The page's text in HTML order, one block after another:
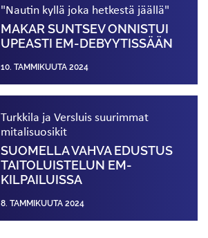
"Nautin kyllä joka hetkestä jäällä"
MAKAR SUNTSEV ONNISTUI
UPEASTI EM-DEBYYTISSÄÄN
10. TAMMIKUUTA 2024
Turkkila ja Versluis suurimmat
mitalisuosikit
SUOMELLA VAHVA EDUSTUS
TAITOLUISTELUN EM-
KILPAILUISSA
8. TAMMIKUUTA 2024